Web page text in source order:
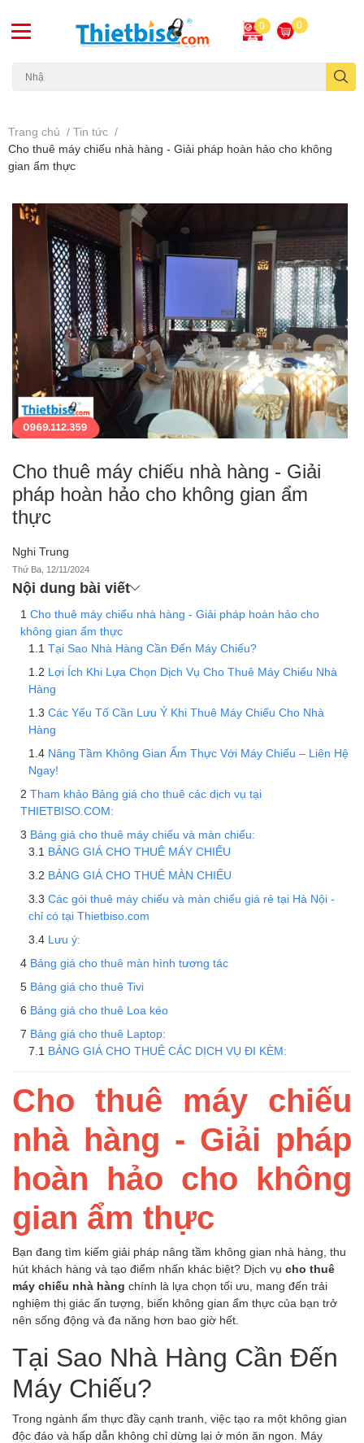
0 0
Trang chủ / Tin tức /
Cho thuê máy chiếu nhà hàng - Giải pháp hoàn hảo cho không
gian ẩm thực
Cho thuê máy chiếu nhà hàng - Giải
pháp hoàn hảo cho không gian ẩm
thực
Nghi Trung
Thứ Ba, 12/11/2024
Nội dung bài viết
Cho thuê máy chiếu nhà hàng - Giải pháp hoàn hảo cho
không gian ẩm thực
Tại Sao Nhà Hàng Cần Đến Máy Chiếu?
Lợi Ích Khi Lựa Chọn Dịch Vụ Cho Thuê Máy Chiếu Nhà
Hàng
Các Yếu Tố Cần Lưu Ý Khi Thuê Máy Chiếu Cho Nhà
Hàng
Nâng Tầm Không Gian Ẩm Thực Với Máy Chiếu – Liên Hệ
Ngay!
Tham khảo Bảng giá cho thuê các dịch vụ tại
THIETBISO.COM:
Bảng giá cho thuê máy chiếu và màn chiếu:
BẢNG GIÁ CHO THUÊ MÁY CHIẾU
BẢNG GIÁ CHO THUÊ MÀN CHIẾU
Các gói thuê máy chiếu và màn chiếu giá rẻ tại Hà Nội -
chỉ có tại Thietbiso.com
Lưu ý:
Bảng giá cho thuê màn hình tương tác
Bảng giá cho thuê Tivi
Bảng giá cho thuê Loa kéo
Bảng giá cho thuê Laptop:
BẢNG GIÁ CHO THUÊ CÁC DỊCH VỤ ĐI KÈM:
Cho thuê máy chiếu
nhà hàng - Giải pháp
hoàn hảo cho không
gian ẩm thực
Bạn đang tìm kiếm giải pháp nâng tầm không gian nhà hàng, thu
hút khách hàng và tạo điểm nhấn khác biệt? Dịch vụ cho thuê
máy chiếu nhà hàng chính là lựa chọn tối ưu, mang đến trải
nghiệm thị giác ấn tượng, biến không gian ẩm thực của bạn trở
nên sống động và đa năng hơn bao giờ hết.
Tại Sao Nhà Hàng Cần Đến
Máy Chiếu?
Trong ngành ẩm thực đầy cạnh tranh, việc tạo ra một không gian
độc đáo và hấp dẫn không chỉ dừng lại ở món ăn ngon. Máy